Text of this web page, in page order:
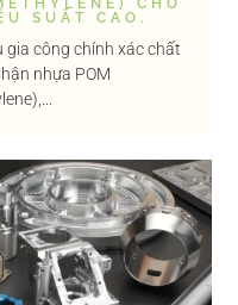
SUẤT CAO.
gia công chính xác chất
nhựa POM